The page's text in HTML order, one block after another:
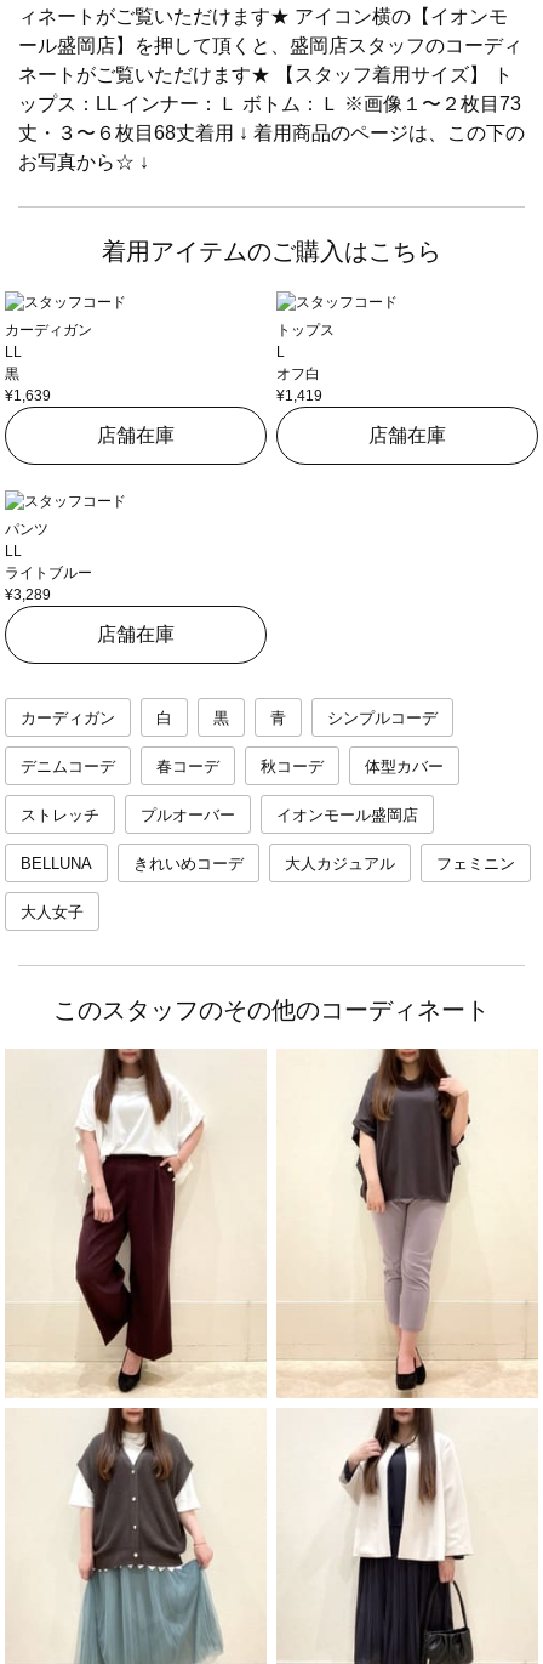
ィネートがご覧いただけます★ アイコン横の【イオンモ
ール盛岡店】を押して頂くと、盛岡店スタッフのコーディ
ネートがご覧いただけます★ 【スタッフ着用サイズ】 ト
ップス：LL インナー：Ｌ ボトム：Ｌ ※画像１〜２枚目73
丈・３〜６枚目68丈着用 ↓ 着用商品のページは、この下の
お写真から☆ ↓
着用アイテムのご購入はこちら
カーディガン
LL
黒
¥1,639
店舗在庫
トップス
L
オフ白
¥1,419
店舗在庫
パンツ
LL
ライトブルー
¥3,289
店舗在庫
カーディガン 白 黒 青 シンプルコーデ
デニムコーデ 春コーデ 秋コーデ 体型カバー
ストレッチ プルオーバー イオンモール盛岡店
BELLUNA きれいめコーデ 大人カジュアル フェミニン
大人女子
このスタッフのその他のコーディネート